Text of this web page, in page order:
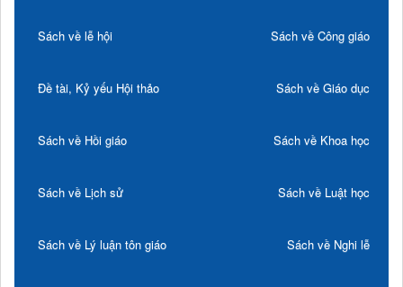
Sách về lễ hội Sách về Công giáo
Đề tài, Kỷ yếu Hội thảo Sách về Giáo dục
Sách về Hồi giáo Sách về Khoa học
Sách về Lịch sử Sách về Luật học
Sách về Lý luận tôn giáo Sách về Nghi lễ